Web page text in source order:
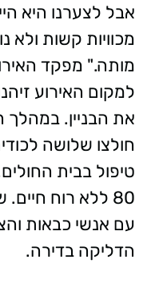
אבל לצערנו היא
מכוויות קשות ולא
מותה." מפקד
למקום האירוע
את הבניין. במהלך
חולצו שלושה
טיפול בבית
80 ללא רוח
עם אנשי כבאות
הדליקה בדירה.